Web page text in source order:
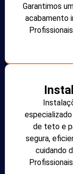
Garantimos
acabamento
de teto e
segura,
cuidando